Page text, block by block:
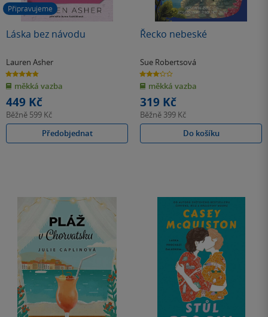
Připravujeme
Láska bez návodu
Lauren Asher
4.8
z
5
hvězdiček
měkká vazba
449 Kč
Běžně 599 Kč
Předobjednat
Řecko nebeské
Sue Robertsová
3.2
z
5
hvězdiček
měkká vazba
319 Kč
Běžně 399 Kč
Do košíku